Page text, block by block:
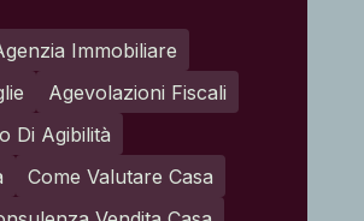
Immobiliare
Agevolazioni Fiscali
Di Agibilità
Come Valutare Casa